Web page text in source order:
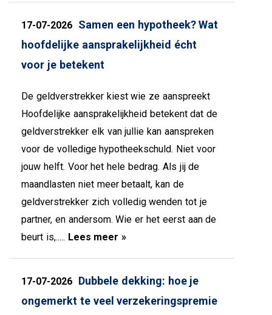
17-07-2026 Samen een hypotheek? Wat
hoofdelijke aansprakelijkheid écht
voor je betekent
De geldverstrekker kiest wie ze aanspreekt
Hoofdelijke aansprakelijkheid betekent dat de
geldverstrekker elk van jullie kan aanspreken
voor de volledige hypotheekschuld. Niet voor
jouw helft. Voor het hele bedrag. Als jij de
maandlasten niet meer betaalt, kan de
geldverstrekker zich volledig wenden tot je
partner, en andersom. Wie er het eerst aan de
beurt is,..... Lees meer »
17-07-2026 Dubbele dekking: hoe je
ongemerkt te veel verzekeringspremie